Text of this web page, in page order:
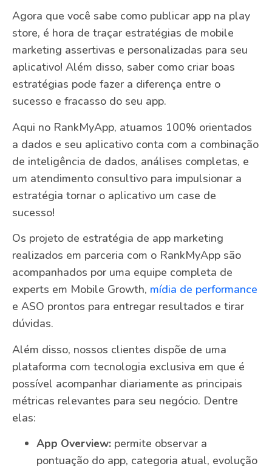
Agora que você sabe como publicar app na play
store, é hora de traçar estratégias de mobile
marketing assertivas e personalizadas para seu
aplicativo! Além disso, saber como criar boas
estratégias pode fazer a diferença entre o
sucesso e fracasso do seu app.
Aqui no RankMyApp, atuamos 100% orientados
a dados e seu aplicativo conta com a combinação
de inteligência de dados, análises completas, e
um atendimento consultivo para impulsionar a
estratégia tornar o aplicativo um case de
sucesso!
Os projeto de estratégia de app marketing
realizados em parceria com o RankMyApp são
acompanhados por uma equipe completa de
experts em Mobile Growth, mídia de performance
e ASO prontos para entregar resultados e tirar
dúvidas.
Além disso, nossos clientes dispõe de uma
plataforma com tecnologia exclusiva em que é
possível acompanhar diariamente as principais
métricas relevantes para seu negócio. Dentre
elas:
App Overview: permite observar a
pontuação do app, categoria atual, evolução